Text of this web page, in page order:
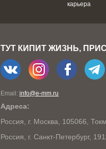
карьера
ТУТ КИПИТ ЖИЗНЬ,
Email: info@e-mm.ru
Адреса:
Россия, г. Москва, 105066,
Россия, г. Санкт-Петербург,